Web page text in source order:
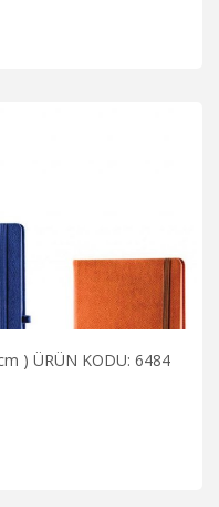
) ÜRÜN KODU: 6484